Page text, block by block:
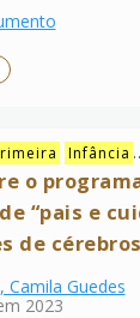
Infância
o
“pais e
de
Camila Guedes
2023